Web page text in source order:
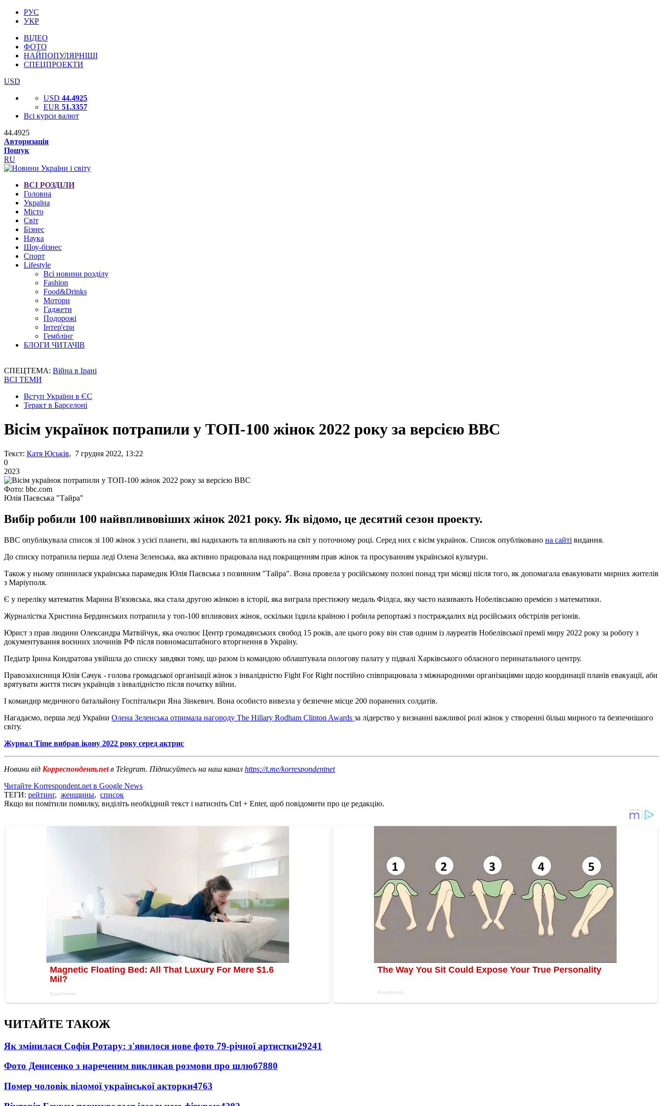
РУС
УКР
ВІДЕО
ФОТО
НАЙПОПУЛЯРНІШІ
СПЕЦПРОЕКТИ
USD
USD 44.4925
EUR 51.3357
Всі курси валют
44.4925
Авторизація
Пошук
RU
ВСІ РОЗДІЛИ
Головна
Україна
Місто
Світ
Бізнес
Наука
Шоу-бізнес
Спорт
Lifestyle
Всі новини розділу
Fashion
Food&Drinks
Мотори
Гаджети
Подорожі
Інтер'єри
Гемблінг
БЛОГИ ЧИТАЧІВ
СПЕЦТЕМА: Війна в Ірані
ВСІ ТЕМИ
Вступ України в ЄС
Теракт в Барселоні
Вісім українок потрапили у ТОП-100 жінок 2022 року за версією ВВС
Текст: Катя Юськів, 7 грудня 2022, 13:22
0
2023
Фото: bbc.com
Юлія Паєвська "Тайра"
Вибір робили 100 найвпливовіших жінок 2021 року. Як відомо, це десятий сезон проекту.
BBC опублікувала список зі 100 жінок з усієї планети, які надихають та впливають на світ у поточному році. Серед них є вісім українок. Список опубліковано на сайті видання.
До списку потрапила перша леді Олена Зеленська, яка активно працювала над покращенням прав жінок та просуванням української культури.
Також у ньому опинилася українська парамедик Юлія Паєвська з позивним "Тайра". Вона провела у російському полоні понад три місяці після того, як допомагала евакуювати мирних жителів
з Маріуполя.
Є у переліку математик Марина В'язовська, яка стала другою жінкою в історії, яка виграла престижну медаль Філдса, яку часто називають Нобелівською премією з математики.
Журналістка Христина Бердинських потрапила у топ-100 впливових жінок, оскільки їздила країною і робила репортажі з постраждалих від російських обстрілів регіонів.
Юрист з прав людини Олександра Матвійчук, яка очолює Центр громадянських свобод 15 років, але цього року він став одним із лауреатів Нобелівської премії миру 2022 року за роботу з
документування воєнних злочинів РФ після повномасштабного вторгнення в Україну.
Педіатр Ірина Кондратова увійшла до списку завдяки тому, що разом із командою облаштувала пологову палату у підвалі Харківського обласного перинатального центру.
Правозахисниця Юлія Сачук - голова громадської організації жінок з інвалідністю Fight For Right постійно співпрацювала з міжнародними організаціями щодо координації планів евакуації, аби
врятувати життя тисяч українців з інвалідністю після початку війни.
І командир медичного батальйону Госпітальєри Яна Зінкевич. Вона особисто вивезла у безпечне місце 200 поранених солдатів.
Нагадаємо, перша леді України Олена Зеленська отримала нагороду The Hillary Rodham Clinton Awards за лідерство у визнанні важливої ролі жінок у створенні більш мирного та безпечнішого
світу.
Журнал Time вибрав ікону 2022 року серед актрис
Новини від Корреспондент.netв Telegram. Підписуйтесь на наш канал https://t.me/korrespondentnet
Читайте Korrespondent.net в Google News
ТЕГИ: рейтинг, женщины, список
Якщо ви помітили помилку, виділіть необхідний текст і натисніть Ctrl + Enter, щоб повідомити про це редакцію.
ЧИТАЙТЕ ТАКОЖ
Як змінилася Софія Ротару: з'явилося нове фото 79-річної артистки29241
Фото Денисенко з нареченим викликав розмови про шлюб7880
Помер чоловік відомої української акторки4763